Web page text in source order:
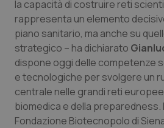
Provincia Autonoma di
Provincia Autonoma di
Puglia
Sardegna
Infezioni & Febbre
Ipertensione &
Malattie rare
Malattia di Crohn &
la capacità di costruire reti
rappresenta un elemento
piano sanitario, ma anche su
strategico – ha dichiarato
dispone oggi delle competenze
e tecnologiche per svolgere un
centrale nelle grandi reti
biomedica e della preparedness.
Fondazione Biotecnopolo di